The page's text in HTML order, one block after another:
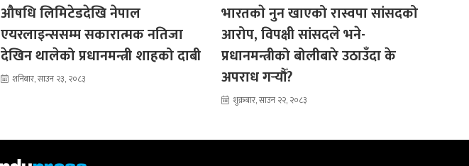
औषधि लिमिटेडदेखि नेपाल
एयरलाइन्ससम्म सकारात्मक नतिजा
देखिन थालेको प्रधानमन्त्री शाहको दाबी
शनिबार, साउन २३, २०८३
भारतकाे नुन खाएको रास्वपा सांसदको
आरोप, विपक्षी सांसदले भने-
प्रधानमन्त्रीको बोलीबारे उठाउँदा के
अपराध गर्‍यौँ?
शुक्रबार, साउन २२, २०८३